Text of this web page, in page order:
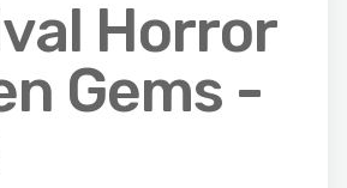
Horror
Gems -